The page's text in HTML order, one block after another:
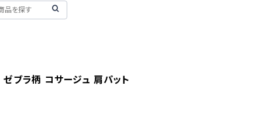
ブラ柄 コサージュ 肩パット